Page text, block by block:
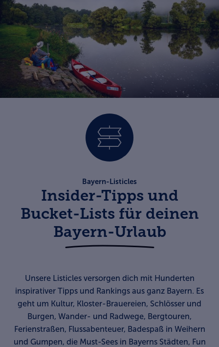
Bayern-Listicles
Insider-Tipps und
Bucket-Lists für deinen
Bayern-Urlaub
Unsere Listicles versorgen dich mit Hunderten
inspirativer Tipps und Rankings aus ganz Bayern. Es
geht um Kultur, Kloster-Brauereien, Schlösser und
Burgen, Wander- und Radwege, Bergtouren,
Ferienstraßen, Flussabenteuer, Badespaß in Weihern
und Gumpen, die Must-Sees in Bayerns Städten, Fun